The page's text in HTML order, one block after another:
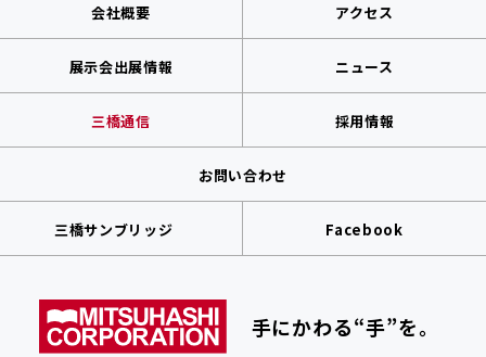
会社概要 アクセス
展示会出展情報 ニュース
三橋通信 採用情報
お問い合わせ
三橋サンブリッジ Facebook
手にかわる“手”を。